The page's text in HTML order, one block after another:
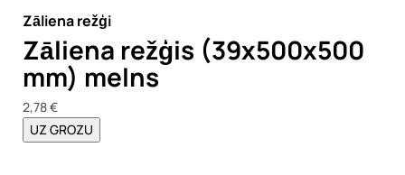
Zāliena režģi
Zāliena režģis (39x500x500
mm) melns
2,78 €
UZ GROZU